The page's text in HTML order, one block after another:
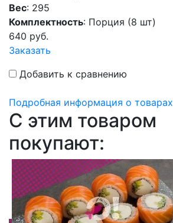
Вес: 295
Комплектность: Порция (8 шт)
640 руб.
Заказать
Добавить к сравнению
Подробная информация о товарах
C этим товаром
покупают: